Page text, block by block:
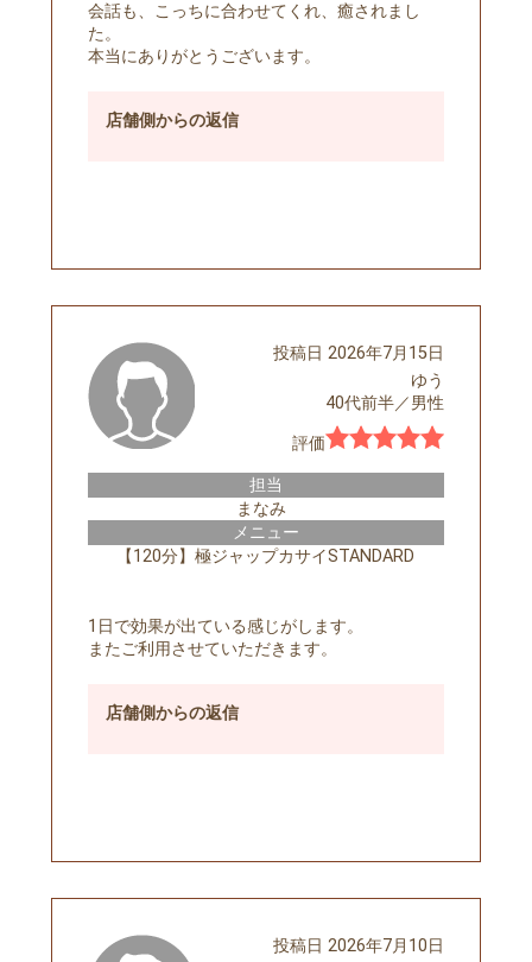
会話も、こっちに合わせてくれ、癒されまし
た。
本当にありがとうございます。
店舗側からの返信
ゆう
40代前半／男性
投稿日2026年7月15日
評価
担当
まなみ
メニュー
【120分】極ジャップカサイSTANDARD
1日で効果が出ている感じがします。
またご利用させていただきます。
店舗側からの返信
投稿日2026年7月10日